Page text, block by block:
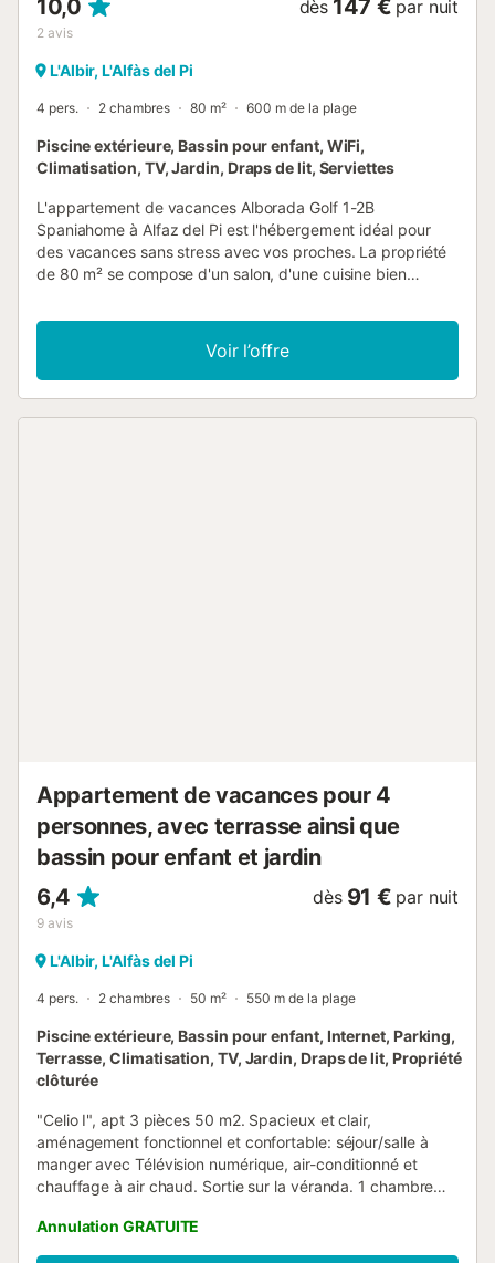
10,0
2 avis
dès 147 € par nuit
L'Albir, L'Alfàs del Pi
4 pers. 2 chambres 80 m² 600 m de la plage
Piscine extérieure, Bassin pour enfant, WiFi,
Climatisation, TV, Jardin, Draps de lit, Serviettes
L'appartement de vacances Alborada Golf 1-2B
Spaniahome à Alfaz del Pi est l'hébergement idéal pour
des vacances sans stress avec vos proches. La propriété
de 80 m² se compose d'un salon, d'une cuisine bien
salles de bains et peut donc accueillir 4 personnes. Les
équipements supplémentaires comprennent le Wi-Fi haut
débit (adapté aux appels vidéo), la climatisation, une
machine à laver ainsi qu'une télévision. Une chaise haute et
Voir l’offre
Appartement de vacances pour 4
personnes, avec terrasse ainsi que
bassin pour enfant et jardin
6,4
9 avis
dès 91 € par nuit
L'Albir, L'Alfàs del Pi
4 pers. 2 chambres 50 m² 550 m de la plage
Piscine extérieure, Bassin pour enfant, Internet, Parking,
Terrasse, Climatisation, TV, Jardin, Draps de lit, Propriété
clôturée
"Celio I", apt 3 pièces 50 m2. Spacieux et clair,
aménagement fonctionnel et confortable: séjour/salle à
manger avec Télévision numérique, air-conditionné et
chauffage à air chaud. Sortie sur la véranda. 1 chambre
conditionné et chauffage à air chaud. Sortie sur la véranda.
1 chambre avec 2 lits (90 cm). Cuisine ouverte (lave-
Annulation GRATUITE